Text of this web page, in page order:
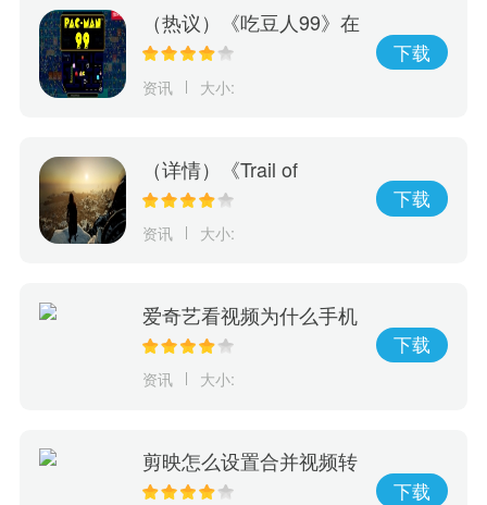
（热议）《吃豆人99》在
线游戏服务将于10月8日
资讯 大小:
下载
（详情）《Trail of
Ayash》抢先体验游戏上
决定部族未来命运
资讯 大小:
下载
爱奇艺看视频为什么手机
会震动
资讯 大小:
下载
剪映怎么设置合并视频转
场
下载